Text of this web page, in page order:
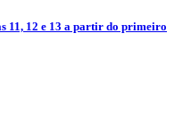
11, 12 e 13 a partir do primeiro